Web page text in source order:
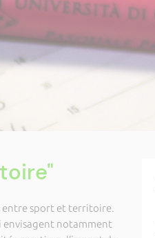
entre sport et territoire.
envisagent notamment